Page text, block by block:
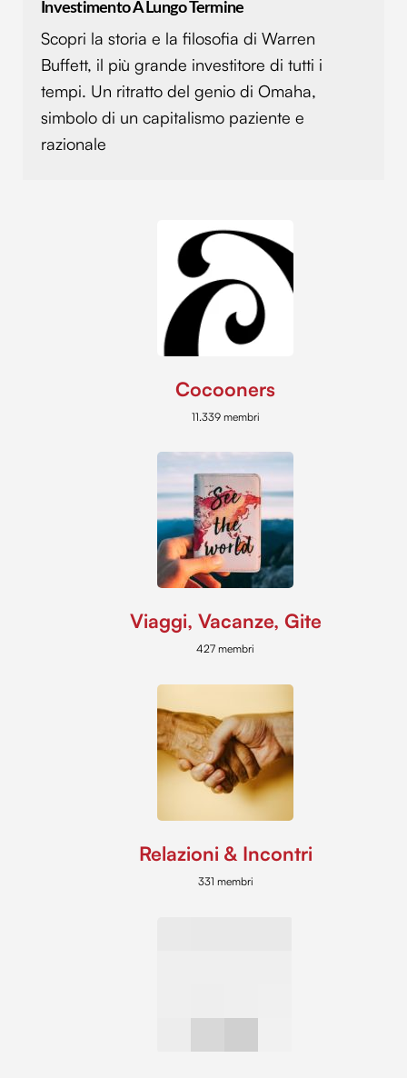
Investimento A Lungo Termine
Scopri la storia e la filosofia di Warren
Buffett, il più grande investitore di tutti i
tempi. Un ritratto del genio di Omaha,
simbolo di un capitalismo paziente e
razionale
Cocooners
11.339 membri
Viaggi, Vacanze, Gite
427 membri
Relazioni & Incontri
331 membri